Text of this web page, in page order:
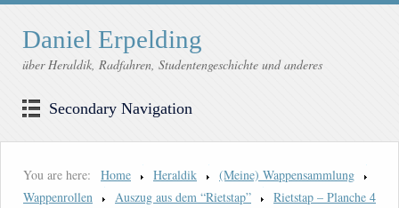
Daniel Erpelding
über Heraldik, Radfahren, Studentengeschichte und anderes
Secondary Navigation
You are here: Home Heraldik
(Meine) Wappensammlung
Wappenrollen
Auszug aus dem “Rietstap”
Rietstap – Planche 4